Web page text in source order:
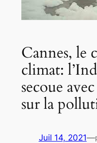
Cannes, le
climat:
secoue
sur la
Juil 14, 2021—